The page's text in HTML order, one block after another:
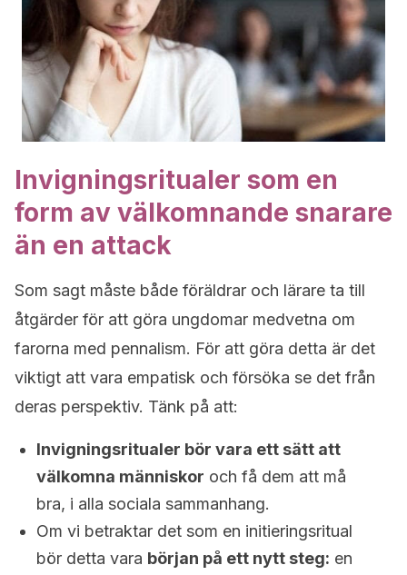
Invigningsritualer som en
form av välkomnande snarare
än en attack
Som sagt måste både föräldrar och lärare ta till
åtgärder för att göra ungdomar medvetna om
farorna med pennalism. För att göra detta är det
viktigt att vara empatisk och försöka se det från
deras perspektiv. Tänk på att:
Invigningsritualer bör vara ett sätt att
välkomna människor och få dem att må
bra, i alla sociala sammanhang.
Om vi ​​betraktar det som en initieringsritual
bör detta vara början på ett nytt steg: en